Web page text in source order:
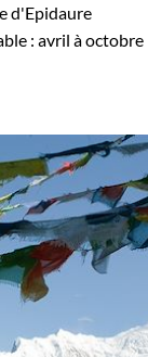
d'Epidaure
: avril à octobre